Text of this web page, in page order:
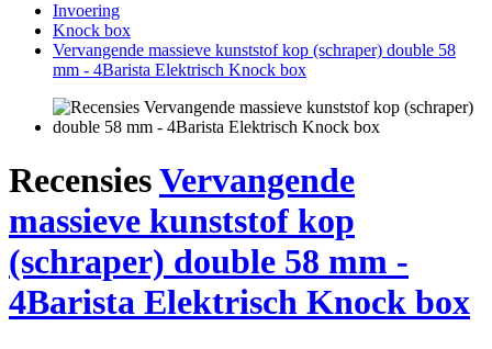
Invoering
Knock box
Vervangende massieve kunststof kop (schraper) double 58
mm - 4Barista Elektrisch Knock box
RecensiesVervangende
massieve kunststof kop
(schraper) double 58 mm -
4Barista Elektrisch Knock box